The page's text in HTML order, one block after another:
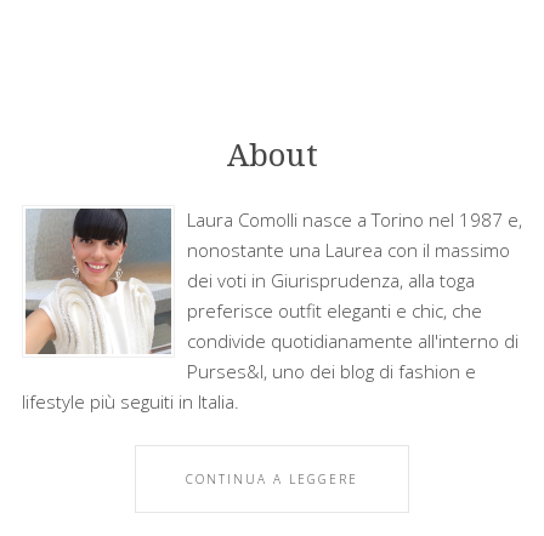
About
Laura Comolli nasce a Torino nel 1987 e,
nonostante una Laurea con il massimo
dei voti in Giurisprudenza, alla toga
preferisce outfit eleganti e chic, che
condivide quotidianamente all'interno di
Purses&I, uno dei blog di fashion e
lifestyle più seguiti in Italia.
CONTINUA A LEGGERE